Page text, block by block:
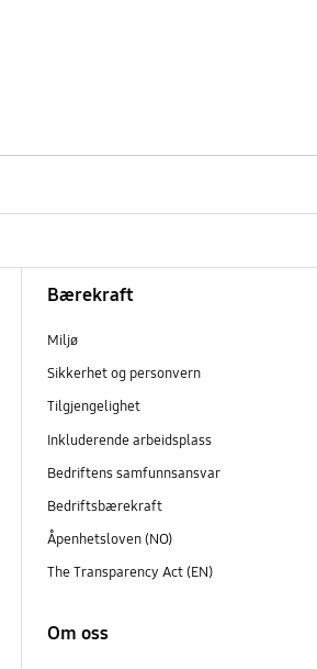
Bærekraft
Miljø
Sikkerhet og personvern
Tilgjengelighet
Inkluderende arbeidsplass
Bedriftens samfunnsansvar
Bedriftsbærekraft
Åpenhetsloven (NO)
The Transparency Act (EN)
Om oss